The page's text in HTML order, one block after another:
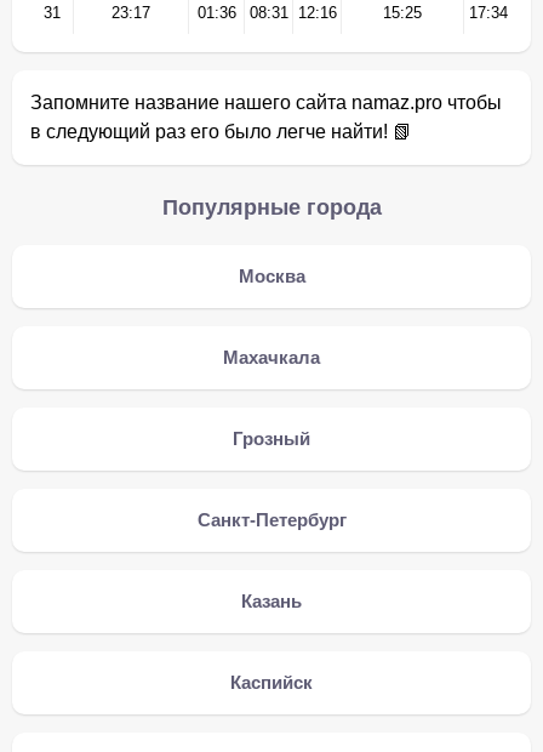
31 23:17 01:36 08:31 12:16 15:25 17:34
Запомните название нашего сайта namaz.pro чтобы
в следующий раз его было легче найти! 📗
Популярные города
Москва
Махачкала
Грозный
Санкт-Петербург
Казань
Каспийск